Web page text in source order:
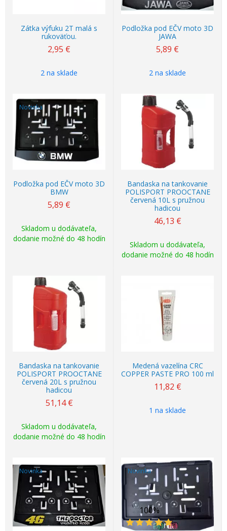
Zátka výfuku 2T malá s
rukoväťou.
2,95 €
2 na sklade
Podložka pod EČV moto 3D
JAWA
5,89 €
2 na sklade
Novinka
Podložka pod EČV moto 3D
BMW
5,89 €
Skladom u dodávateľa,
dodanie možné do 48 hodín
Bandaska na tankovanie
POLISPORT PROOCTANE
červená 10L s pružnou
hadicou
46,13 €
Skladom u dodávateľa,
dodanie možné do 48 hodín
Bandaska na tankovanie
POLISPORT PROOCTANE
červená 20L s pružnou
hadicou
51,14 €
Skladom u dodávateľa,
dodanie možné do 48 hodín
Medená vazelína CRC
COPPER PASTE PRO 100 ml
11,82 €
1 na sklade
Novinka Novinka
100%